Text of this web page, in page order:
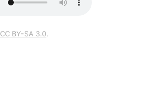
CC BY-SA 3.0.